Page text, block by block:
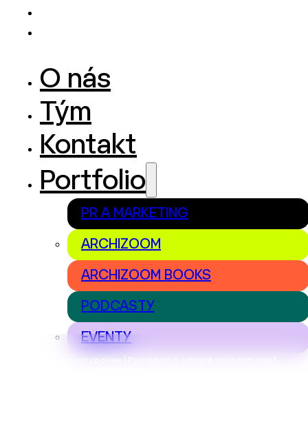
Nastavení cookies | Prohlášení o ochraně osobních údajů
O nás
Tým
Kontakt
Portfolio
PR A MARKETING
ARCHIZOOM
ARCHIZOOM BOOKS
PODCASTY
EVENTY